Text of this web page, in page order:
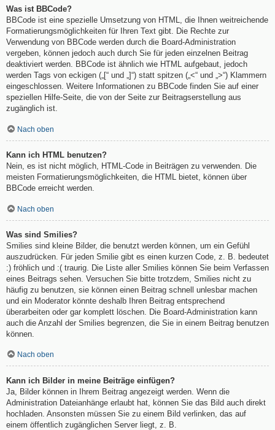
Was ist BBCode?
BBCode ist eine spezielle Umsetzung von HTML, die Ihnen weitreichende
Formatierungsmöglichkeiten für Ihren Text gibt. Die Rechte zur
Verwendung von BBCode werden durch die Board-Administration
vergeben, können jedoch auch durch Sie für jeden einzelnen Beitrag
deaktiviert werden. BBCode ist ähnlich wie HTML aufgebaut, jedoch
werden Tags von eckigen („[“ und „]“) statt spitzen („<“ und „>“) Klammern
eingeschlossen. Weitere Informationen zu BBCode finden Sie auf einer
speziellen Hilfe-Seite, die von der Seite zur Beitragserstellung aus
zugänglich ist.
Nach oben
Kann ich HTML benutzen?
Nein, es ist nicht möglich, HTML-Code in Beiträgen zu verwenden. Die
meisten Formatierungsmöglichkeiten, die HTML bietet, können über
BBCode erreicht werden.
Nach oben
Was sind Smilies?
Smilies sind kleine Bilder, die benutzt werden können, um ein Gefühl
auszudrücken. Für jeden Smilie gibt es einen kurzen Code, z. B. bedeutet
:) fröhlich und :( traurig. Die Liste aller Smilies können Sie beim Verfassen
eines Beitrags sehen. Versuchen Sie bitte trotzdem, Smilies nicht zu
häufig zu benutzen, sie können einen Beitrag schnell unlesbar machen
und ein Moderator könnte deshalb Ihren Beitrag entsprechend
überarbeiten oder gar komplett löschen. Die Board-Administration kann
auch die Anzahl der Smilies begrenzen, die Sie in einem Beitrag benutzen
können.
Nach oben
Kann ich Bilder in meine Beiträge einfügen?
Ja, Bilder können in Ihrem Beitrag angezeigt werden. Wenn die
Administration Dateianhänge erlaubt hat, können Sie das Bild auch direkt
hochladen. Ansonsten müssen Sie zu einem Bild verlinken, das auf
einem öffentlich zugänglichen Server liegt, z. B.